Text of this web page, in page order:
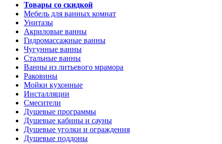
Товары со скидкой
Мебель для ванных комнат
Унитазы
Акриловые ванны
Гидромассажные ванны
Чугунные ванны
Стальные ванны
Ванны из литьевого мрамора
Раковины
Мойки кухонные
Инсталляции
Смесители
Душевые программы
Душевые кабины и сауны
Душевые уголки и ограждения
Душевые поддоны